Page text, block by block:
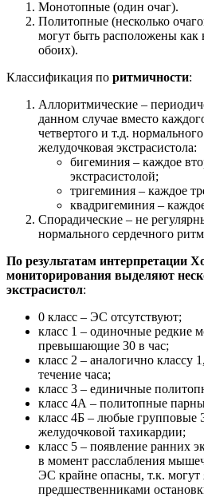
Монотопные (один очаг).
Политопные (несколько
могут быть расположены как
обоих).
Классификация по ритмичности:
Аллоритмические –
данном случае вместо
четвертого и т.д.
желудочковая экстрасистола:
бигеминия – каждое
экстрасистолой;
тригеминия – каждое
квадригеминия –
Спорадические – не
нормального сердечного
По результатам интерпретации
мониторирования выделяют
экстрасистол:
0 класс – ЭС отсутствуют;
класс 1 – одиночные редкие
превышающие 30 в час;
класс 2 – аналогично классу
течение часа;
класс 3 – единичные
класс 4А – политопные
класс 4Б – любые групповые
желудочковой тахикардии;
класс 5 – появление ранних
в момент расслабления
ЭС крайне опасны, т.к. могут
предшественниками